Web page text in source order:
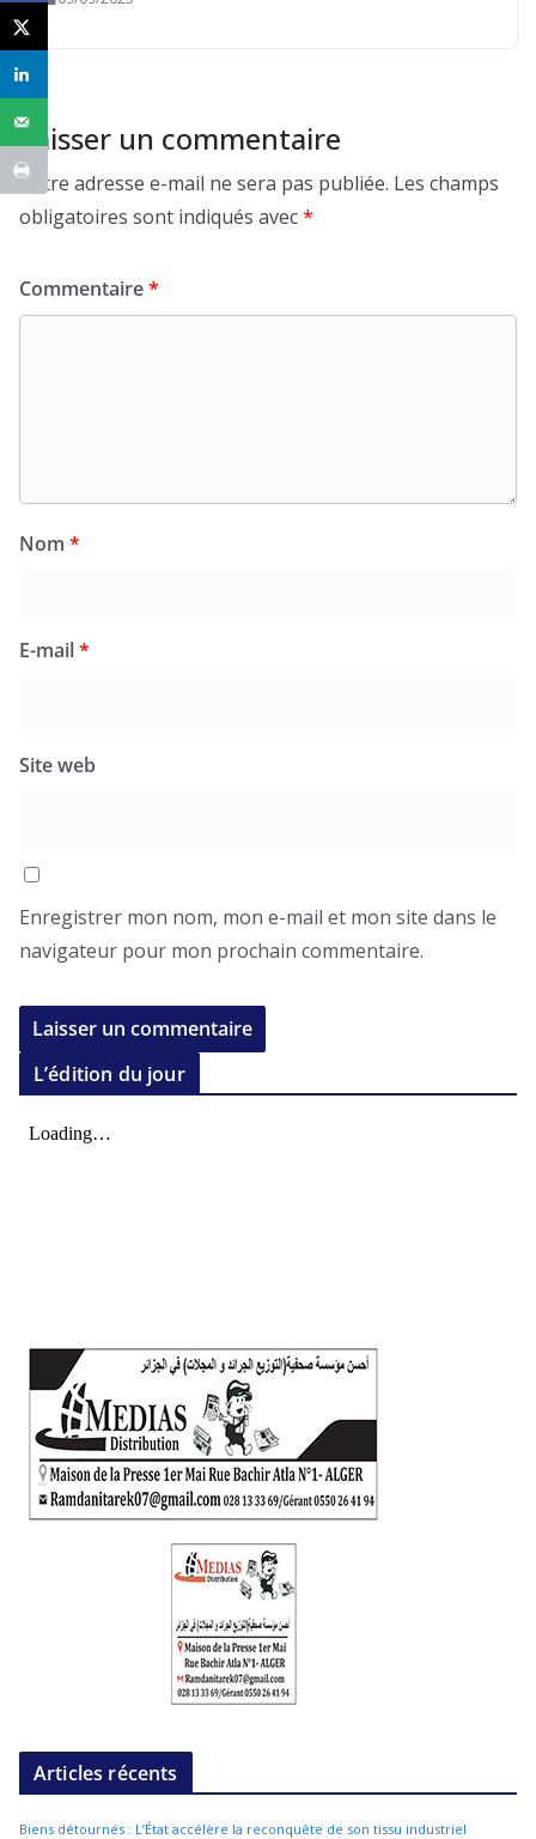
Laisser un commentaire
Votre adresse e-mail ne sera pas publiée. Les champs
obligatoires sont indiqués avec*
Commentaire*
Nom *
E-mail*
Site web
Enregistrer mon nom, mon e-mail et mon site dans le
navigateur pour mon prochain commentaire.
L’édition du jour
Articles récents
Biens détournés : L’État accélère la reconquête de son tissu industriel